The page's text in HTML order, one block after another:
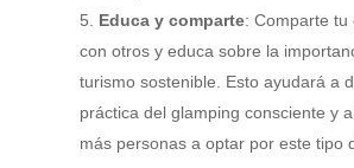
Educa y comparte: Comparte tu
con otros y educa sobre la
turismo sostenible. Esto ayudará a
práctica del glamping consciente y
más personas a optar por este tipo